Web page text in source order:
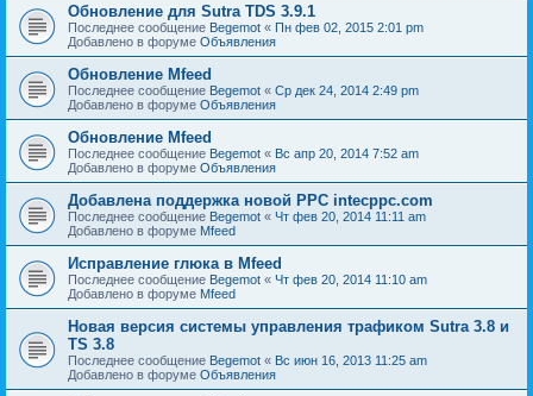
Обновление для Sutra TDS 3.9.1
Последнее сообщение Begemot « Пн фев 02, 2015 2:01 pm
Добавлено в форуме Объявления
Обновление Mfeed
Последнее сообщение Begemot « Ср дек 24, 2014 2:49 pm
Добавлено в форуме Объявления
Обновление Mfeed
Последнее сообщение Begemot « Вс апр 20, 2014 7:52 am
Добавлено в форуме Объявления
Добавлена поддержка новой PPC intecppc.com
Последнее сообщение Begemot « Чт фев 20, 2014 11:11 am
Добавлено в форуме Mfeed
Исправление глюка в Mfeed
Последнее сообщение Begemot « Чт фев 20, 2014 11:10 am
Добавлено в форуме Mfeed
Новая версия системы управления трафиком Sutra 3.8 и
TS 3.8
Последнее сообщение Begemot « Вс июн 16, 2013 11:25 am
Добавлено в форуме Объявления